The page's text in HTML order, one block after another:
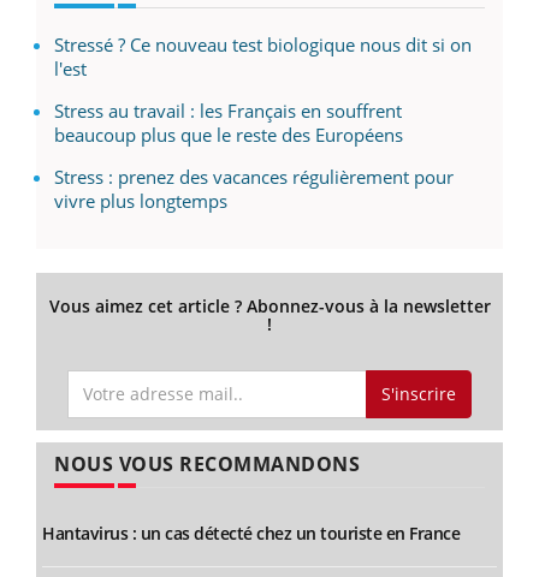
Stressé ? Ce nouveau test biologique nous dit si on
l'est
Stress au travail : les Français en souffrent
beaucoup plus que le reste des Européens
Stress : prenez des vacances régulièrement pour
vivre plus longtemps
Vous aimez cet article ? Abonnez-vous à la newsletter
!
S'inscrire
NOUS VOUS RECOMMANDONS
Hantavirus : un cas détecté chez un touriste en France